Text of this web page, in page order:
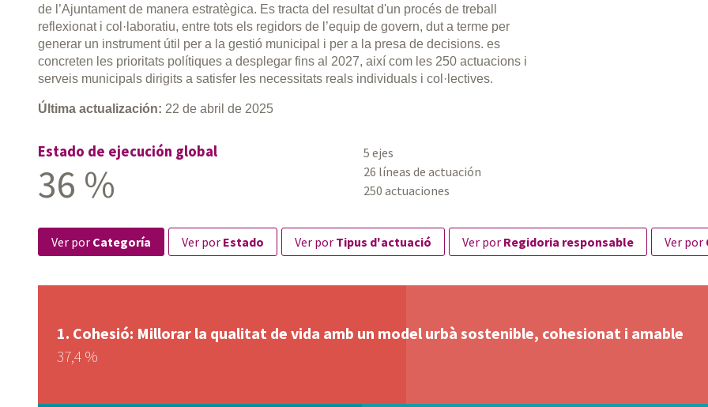
de l’Ajuntament de manera estratègica. Es tracta del resultat d'un procés de treball
reflexionat i col·laboratiu, entre tots els regidors de l’equip de govern, dut a terme per
generar un instrument útil per a la gestió municipal i per a la presa de decisions. es
concreten les prioritats polítiques a desplegar fins al 2027, així com les 250 actuacions i
serveis municipals dirigits a satisfer les necessitats reals individuals i col·lectives.
Última actualización: 22 de abril de 2025
Estado de ejecución global
36 %
5 ejes
26 líneas de actuación
250 actuaciones
ver por Categoría ver por Estado ver por Tipus d'actuació ver por Regidoria responsable ver por
Cohesió: Millorar la qualitat de vida amb un model urbà sostenible, cohesionat i amable
37,4 %